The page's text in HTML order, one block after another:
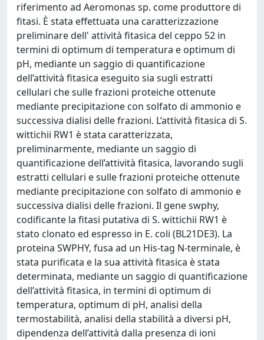
riferimento ad Aeromonas sp. come produttore di
fitasi. È stata effettuata una caratterizzazione
preliminare dell' attività fitasica del ceppo 52 in
termini di optimum di temperatura e optimum di
pH, mediante un saggio di quantificazione
dell’attività fitasica eseguito sia sugli estratti
cellulari che sulle frazioni proteiche ottenute
mediante precipitazione con solfato di ammonio e
successiva dialisi delle frazioni. L’attività fitasica di S.
wittichii RW1 è stata caratterizzata,
preliminarmente, mediante un saggio di
quantificazione dell’attività fitasica, lavorando sugli
estratti cellulari e sulle frazioni proteiche ottenute
mediante precipitazione con solfato di ammonio e
successiva dialisi delle frazioni. Il gene swphy,
codificante la fitasi putativa di S. wittichii RW1 è
stato clonato ed espresso in E. coli (BL21DE3). La
proteina SWPHY, fusa ad un His-tag N-terminale, è
stata purificata e la sua attività fitasica è stata
determinata, mediante un saggio di quantificazione
dell’attività fitasica, in termini di optimum di
temperatura, optimum di pH, analisi della
termostabilità, analisi della stabilità a diversi pH,
dipendenza dell’attività dalla presenza di ioni